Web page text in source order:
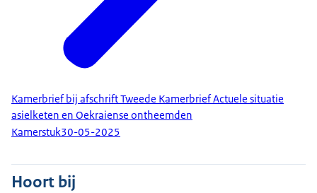
Kamerbrief bij afschrift Tweede Kamerbrief Actuele situatie
asielketen en Oekraiense ontheemden
Kamerstuk30-05-2025
Hoort bij